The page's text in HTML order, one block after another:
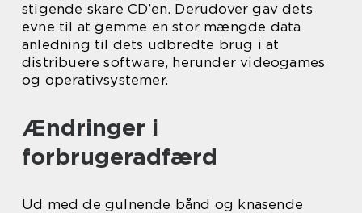
stigende skare CD’en. Derudover gav dets
evne til at gemme en stor mængde data
anledning til dets udbredte brug i at
distribuere software, herunder videogames
og operativsystemer.
Ændringer i
forbrugeradfærd
Ud med de gulnende bånd og knasende